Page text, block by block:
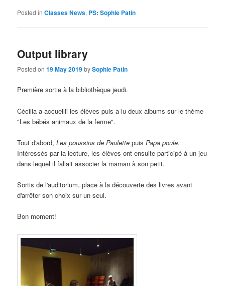
Posted in Classes News, PS: Sophie Patin
Output library
Posted on19 May 2019bySophie Patin
Première sortie à la bibliothèque jeudi.
Cécilia a accueilli les élèves puis a lu deux albums sur le thème
"Les bébés animaux de la ferme".
Tout d'abord,Les poussins de Paulette puisPapa poule.
Intéressés par la lecture, les élèves ont ensuite participé à un jeu
dans lequel il fallait associer la maman à son petit.
Sortis de l'auditorium,place à la découverte des livres avant
d'arrêter son choix sur un seul.
Bon moment!